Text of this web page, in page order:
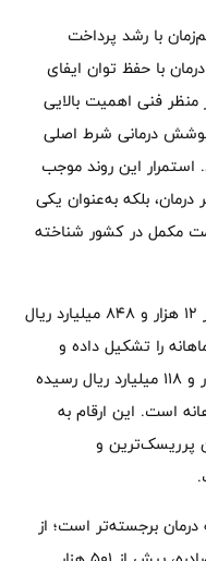
با رشد پرداخت
با حفظ توان ایفای
فنی اهمیت بالایی
پوشش درمانی شرط اصلی
استمرار این روند موجب
بلکه به‌عنوان یکی
مکمل در کشور شناخته
رشته بیمه درمان در دی‌ماه ۱۴۰۴ با صدور ۱۲ هزار و ۸۴۸ میلیارد ریال
ماهانه را تشکیل داده و
خسارت پرداختی در همین ماه به ۲۲ هزار و ۱۱۸ میلیارد ریال رسیده
ماهانه است. این ارقام به
پرریسک‌ترین و
سلطه رشته درمان برجسته‌تر است؛ از